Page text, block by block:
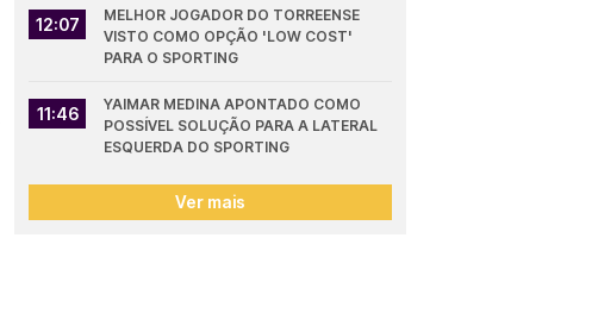
12:07
MELHOR JOGADOR DO TORREENSE
VISTO COMO OPÇÃO 'LOW COST'
PARA O SPORTING
11:46
YAIMAR MEDINA APONTADO COMO
POSSÍVEL SOLUÇÃO PARA A LATERAL
ESQUERDA DO SPORTING
Ver mais